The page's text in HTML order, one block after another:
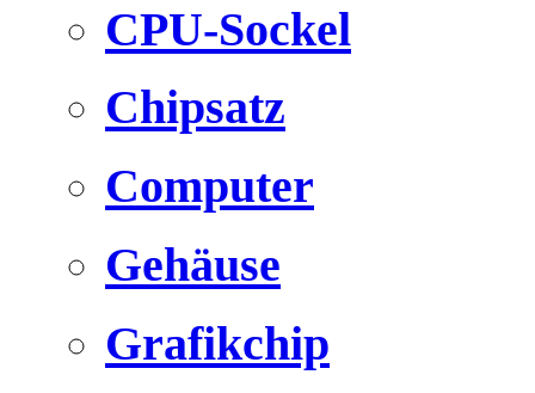
CPU-Sockel
Chipsatz
Computer
Gehäuse
Grafikchip